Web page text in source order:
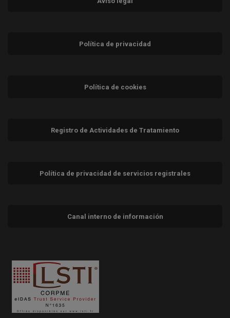
Política de privacidad
Política de cookies
Registro de Actividades de Tratamiento
Política de privacidad de servicios registrales
Canal interno de información